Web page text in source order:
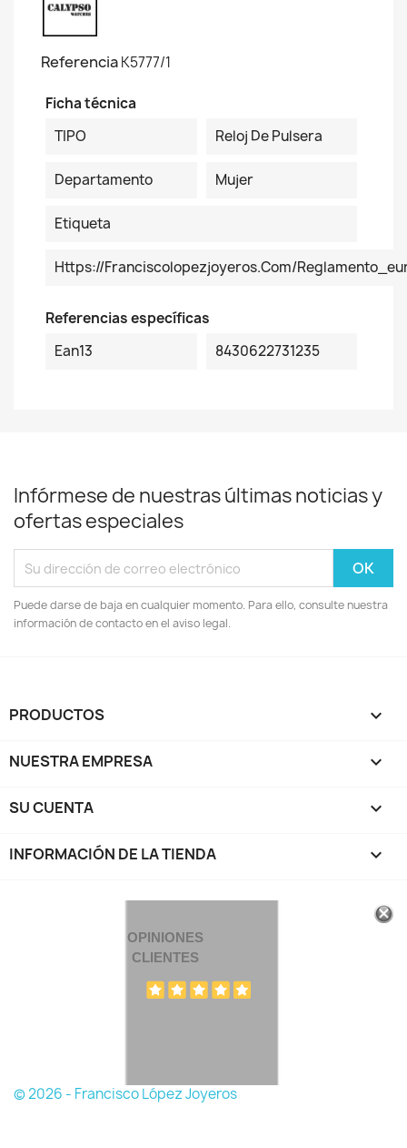
ReferenciaK5777/1
Ficha técnica
TIPO
Reloj De Pulsera
Departamento Mujer
Etiqueta
Https://franciscolopezjoyeros.com/
Referencias específicas
Ean13
8430622731235
Infórmese de nuestras últimas noticias y
ofertas especiales
Puede darse de baja en cualquier momento. Para ello, consulte nuestra
información de contacto en el aviso legal.
PRODUCTOS 
NUESTRA EMPRESA 
SU CUENTA 
INFORMACIÓN DE LA TIENDA keyboard_arrow_down
OPINIONES
CLIENTES
© 2026 - Francisco López Joyeros